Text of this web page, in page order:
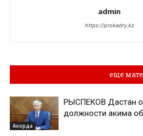
admin
https://prokadry.kz
еще
Акорда
РЫСПЕКОВ Дастан
должности акима